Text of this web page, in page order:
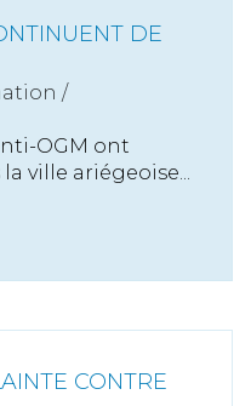
DE
/
OGM ont
ville ariégeoise...
CONTRE